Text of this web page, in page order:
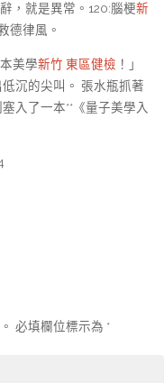
，就是異常。120:腦梗新
德律風。
美學新竹 東區健檢 ！」
沉的尖叫。 張水瓶抓著
入了一本**《量子美學入
必填欄位標示為 *